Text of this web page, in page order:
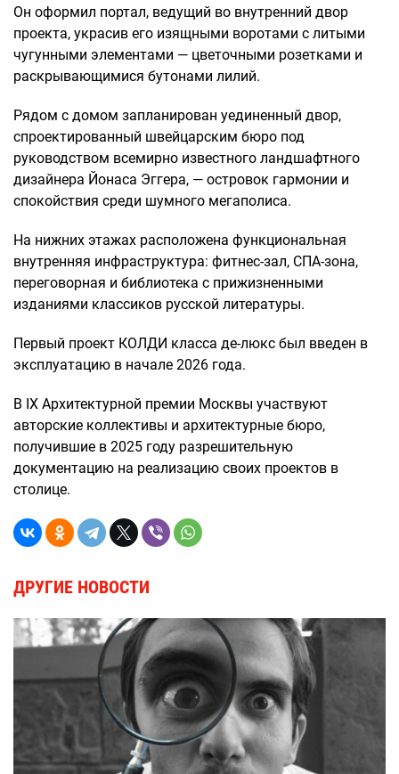
Он оформил портал, ведущий во внутренний двор
проекта, украсив его изящными воротами с литыми
чугунными элементами — цветочными розетками и
раскрывающимися бутонами лилий.
Рядом с домом запланирован уединенный двор,
спроектированный швейцарским бюро под
руководством всемирно известного ландшафтного
дизайнера Йонаса Эггера, — островок гармонии и
спокойствия среди шумного мегаполиса.
На нижних этажах расположена функциональная
внутренняя инфраструктура: фитнес-зал, СПА-зона,
переговорная и библиотека с прижизненными
изданиями классиков русской литературы.
Первый проект КОЛДИ класса де-люкс был введен в
эксплуатацию в начале 2026 года.
В IX Архитектурной премии Москвы участвуют
авторские коллективы и архитектурные бюро,
получившие в 2025 году разрешительную
документацию на реализацию своих проектов в
столице.
ДРУГИЕ НОВОСТИ